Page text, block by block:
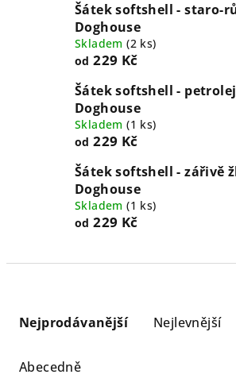
Šátek softshell - staro-
Doghouse
Skladem(2 ks)
od 229 Kč
Šátek softshell -
Doghouse
Skladem(1 ks)
od 229 Kč
Šátek softshell - zářivě
Doghouse
Skladem(1 ks)
od 229 Kč
Nejprodávanější Nejlevnější
Abecedně